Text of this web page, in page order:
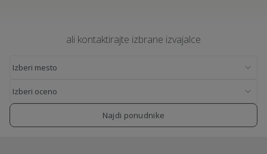
ali kontaktirajte izbrane izvajalce
Najdi ponudnike